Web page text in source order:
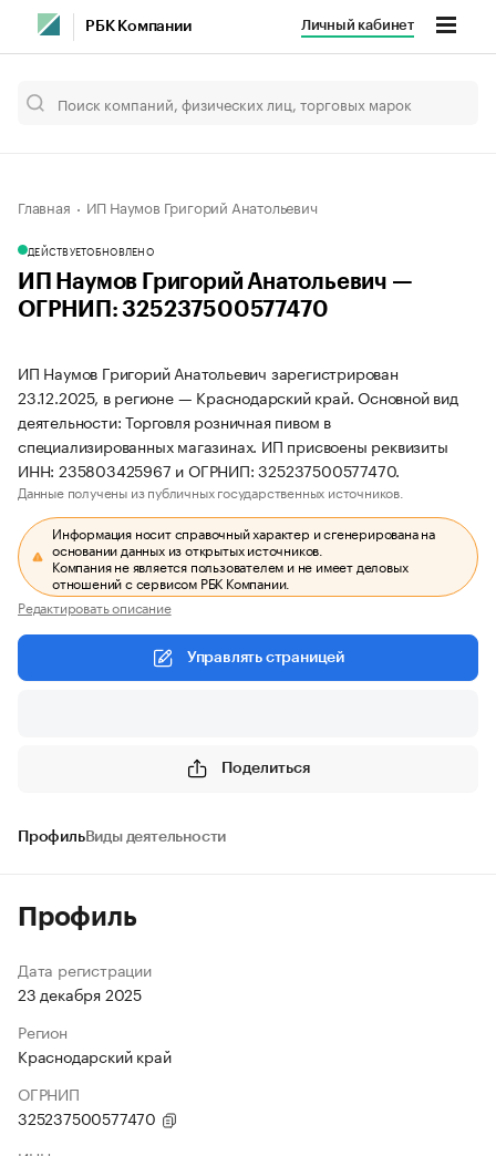
РБК Компании Личный кабинет
Главная ИП Наумов Григорий Анатольевич
ДЕЙСТВУЕТОБНОВЛЕНО
ИП Наумов Григорий Анатольевич —
ОГРНИП: 325237500577470
ИП Наумов Григорий Анатольевич зарегистрирован
23.12.2025, в регионе — Краснодарский край. Основной вид
деятельности: Торговля розничная пивом в
специализированных магазинах. ИП присвоены реквизиты
ИНН: 235803425967 и ОГРНИП: 325237500577470.
Данные получены из публичных государственных источников.
Информация носит справочный характер и сгенерирована на
основании данных из открытых источников.
Компания не является пользователем и не имеет деловых
отношений с сервисом РБК Компании.
Редактировать описание
Управлять страницей
Поделиться
ПрофильВиды деятельности
Профиль
Дата регистрации
23 декабря 2025
Регион
Краснодарский край
ОГРНИП
325237500577470